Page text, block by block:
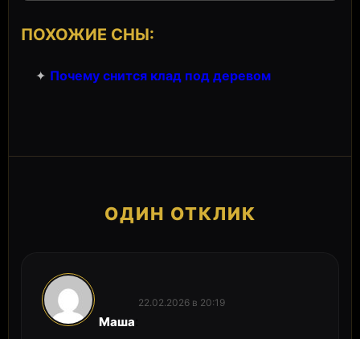
ПОХОЖИЕ СНЫ:
✦ Почему снится клад под деревом
ОДИН ОТКЛИК
Маша
22.02.2026 в 20:19